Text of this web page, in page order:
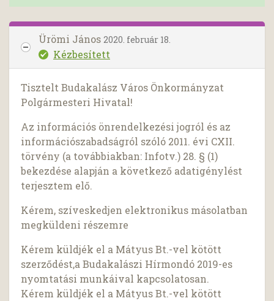
Ürömi János 2020. február 18.
Kézbesített
Tisztelt Budakalász Város Önkormányzat
Polgármesteri Hivatal!
Az információs önrendelkezési jogról és az
információszabadságról szóló 2011. évi CXII.
törvény (a továbbiakban: Infotv.) 28. § (1)
bekezdése alapján a következő adatigénylést
terjesztem elő.
Kérem, szíveskedjen elektronikus másolatban
megküldeni részemre
Kérem küldjék el a Mátyus Bt.-vel kötött
szerződést,a Budakalászi Hírmondó 2019-es
nyomtatási munkáival kapcsolatosan.
Kérem küldjék el a Mátyus Bt.-vel kötött